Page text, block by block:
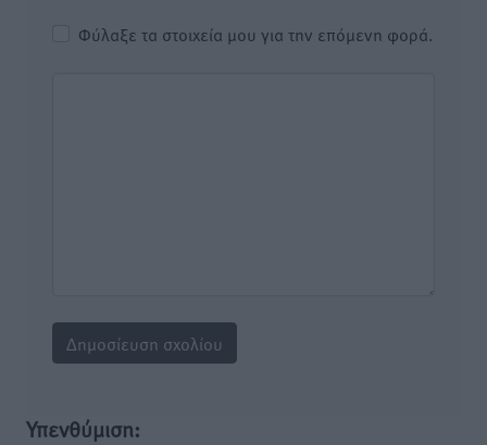
Φύλαξε τα στοιχεία μου για την επόμενη φορά.
Υπενθύμιση: